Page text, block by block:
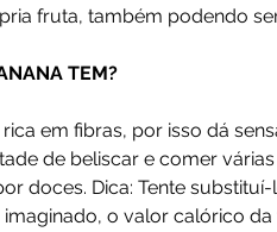
fruta, também podendo
TEM?
rica em fibras, por isso dá
de beliscar e comer
doces. Dica: Tente
o valor calórico